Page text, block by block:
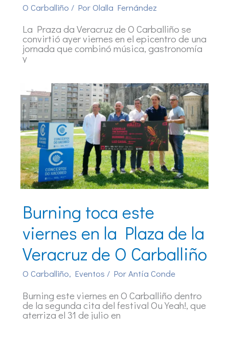
O Carballiño / PorOlalla Fernández
La Praza da Veracruz de O Carballiño se
convirtió ayer viernes en el epicentro de una
jornada que combinó música, gastronomía
y
Burning toca este
viernes en la Plaza de la
Veracruz de O Carballiño
O Carballiño, Eventos / PorAntía Conde
Burning este viernes en O Carballiño dentro
de la segunda cita del festival Ou Yeah!, que
aterriza el 31 de julio en